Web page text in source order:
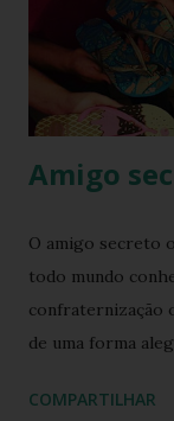
Amigo
O amigo secreto
todo mundo
confraternização
de uma forma
participantes
COMPARTILHAR